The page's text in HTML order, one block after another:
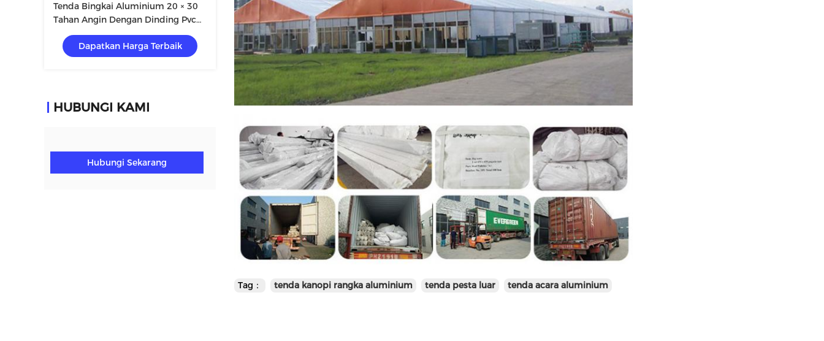
Tenda Bingkai Aluminium 20 × 30
Tahan Angin Dengan Dinding Pvc
Atau Kaca
Dapatkan Harga Terbaik
HUBUNGI KAMI
Hubungi Sekarang
Tag： tenda kanopi rangka aluminium tenda pesta luar tenda acara aluminium